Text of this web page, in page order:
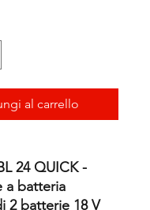
al carrello
24 QUICK -
a batteria
2 batterie 18 V